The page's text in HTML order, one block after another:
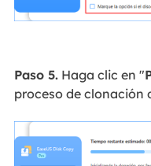
Paso 5.Haga clic en "
proceso de clonación